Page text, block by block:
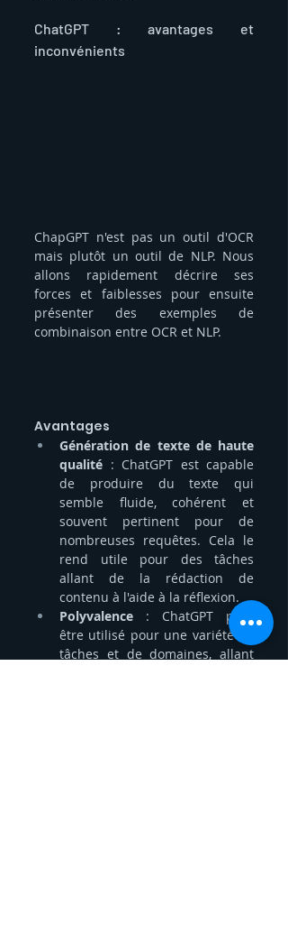
ChatGPT : avantages et
inconvénients
ChapGPT n'est pas un outil d'OCR
mais plutôt un outil de NLP. Nous
allons rapidement décrire ses
forces et faiblesses pour ensuite
présenter des exemples de
combinaison entre OCR et NLP.
Avantages
Génération de texte de haute
qualité : ChatGPT est capable
de produire du texte qui
semble fluide, cohérent et
souvent pertinent pour de
nombreuses requêtes. Cela le
rend utile pour des tâches
allant de la rédaction de
contenu à l'aide à la réflexion.
Polyvalence : ChatGPT peut
être utilisé pour une variété de
tâches et de domaines, allant